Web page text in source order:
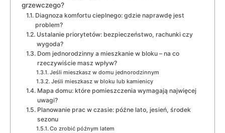
grzewczego?
Diagnoza komfortu cieplnego: gdzie naprawdę jest
problem?
Ustalanie priorytetów: bezpieczeństwo, rachunki czy
wygoda?
Dom jednorodzinny a mieszkanie w bloku – na co
rzeczywiście masz wpływ?
Jeśli mieszkasz w domu jednorodzinnym
Jeśli mieszkasz w bloku lub kamienicy
Mapa domu: które pomieszczenia wymagają najwięcej
uwagi?
Planowanie prac w czasie: późne lato, jesień, środek
sezonu
Co zrobić późnym latem